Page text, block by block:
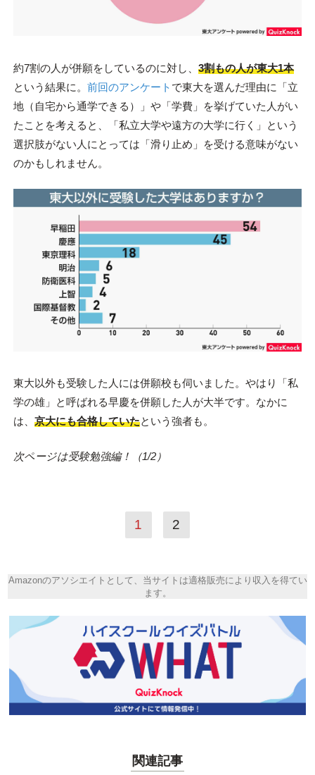
約7割の人が併願をしているのに対し、 3割もの人が東大1本
という結果に。 前回のアンケート で東大を選んだ理由に「立
地（自宅から通学できる）」や「学費」を挙げていた人がい
たことを考えると、「私立大学や遠方の大学に行く」という
選択肢がない人にとっては「滑り止め」を受ける意味がない
のかもしれません。
東大以外も受験した人には併願校も伺いました。やはり「私
学の雄」と呼ばれる早慶を併願した人が大半です。なかに
は、 京大にも合格していたという強者も。
次ページは受験勉強編！（1/2）
1 2
Amazonのアソシエイトとして、当サイトは適格販売により収入を得てい
ます。
関連記事